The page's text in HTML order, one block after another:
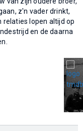
z'n vader drinkt,
relaties lopen altijd op
en de daarna